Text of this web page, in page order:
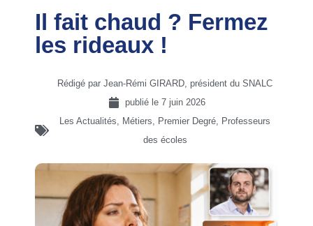
Il fait chaud ? Fermez
les rideaux !
Rédigé par Jean-Rémi GIRARD, président du SNALC
publié le 7 juin 2026
Les Actualités, Métiers, Premier Degré, Professeurs
des écoles